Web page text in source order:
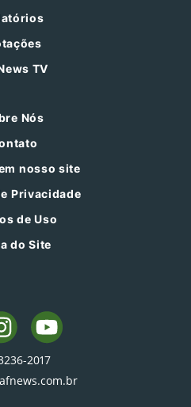
TV
Nós
nosso site
Privacidade
de Uso
do Site
2017